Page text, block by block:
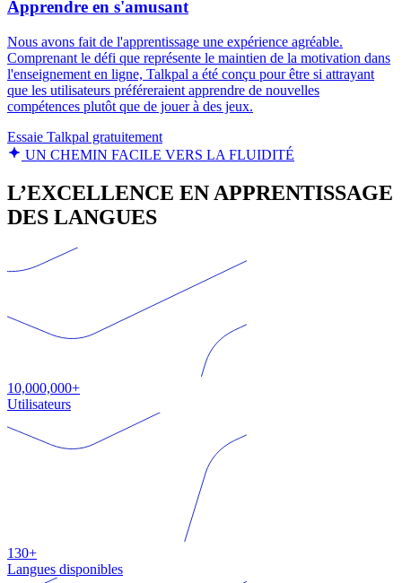
Apprendre en s'amusant
Nous avons fait de l'apprentissage une expérience agréable.
Comprenant le défi que représente le maintien de la motivation dans
l'enseignement en ligne, Talkpal a été conçu pour être si attrayant
que les utilisateurs préféreraient apprendre de nouvelles
compétences plutôt que de jouer à des jeux.
Essaie Talkpal gratuitement
UN CHEMIN FACILE VERS LA FLUIDITÉ
L’EXCELLENCE EN APPRENTISSAGE
DES LANGUES
10,000,000+
Utilisateurs
130+
Langues disponibles